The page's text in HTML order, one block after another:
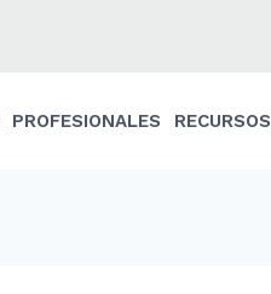
PROFESIONALES RECURSOS